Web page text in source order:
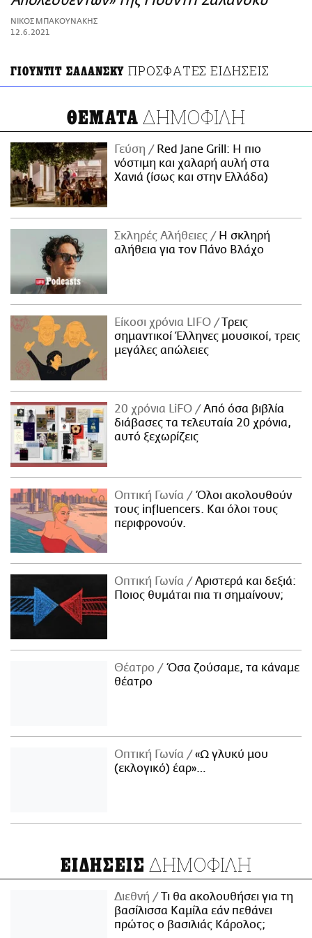
ΑΜΠΑ
PRINT
ΝΙΚΟΣ ΜΠΑΚΟΥΝΑΚΗΣ
12.6.2021
ΓΙΟΥΝΤΙΤ ΣΑΛΑΝΣΚΥ ΠΡΟΣΦΑΤΕΣ ΕΙΔΗΣΕΙΣ
ΘΕΜΑΤΑ ΔΗΜΟΦΙΛΗ
Γεύση
Red Jane Grill: Η πιο
νόστιμη και χαλαρή αυλή στα
Χανιά (ίσως και στην Ελλάδα)
Σκληρές Αλήθειες
H σκληρή
αλήθεια για τον Πάνο Βλάχο
Είκοσι χρόνια LIFO
Tρεις
σημαντικοί Έλληνες μουσικοί, τρεις
μεγάλες απώλειες
20 χρόνια LiFO
Από όσα βιβλία
διάβασες τα τελευταία 20 χρόνια,
αυτό ξεχωρίζεις
Οπτική Γωνία
Όλοι ακολουθούν
τους influencers. Και όλοι τους
περιφρονούν.
Οπτική Γωνία
Αριστερά και δεξιά:
Ποιος θυμάται πια τι σημαίνουν;
Θέατρο
Όσα ζούσαμε, τα κάναμε
θέατρο
Οπτική Γωνία
«Ω γλυκύ μου
(εκλογικό) έαρ»…
ΕΙΔΗΣΕΙΣ ΔΗΜΟΦΙΛΗ
Διεθνή
Τι θα ακολουθήσει για τη
βασίλισσα Καμίλα εάν πεθάνει
πρώτος ο βασιλιάς Κάρολος;